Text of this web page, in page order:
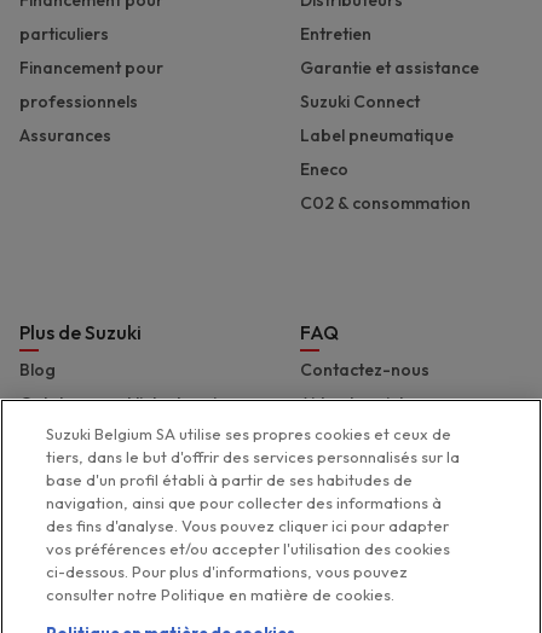
particuliers
Financement pour
professionnels
Assurances
Entretien
Garantie et assistance
Suzuki Connect
Label pneumatique
Eneco
C02 & consommation
Plus de Suzuki
Blog
Catalogues et liste de prix
Presse
Suzuki Marine
Suzuki 2 Wheels
Suzuki Global
FAQ
Contactez-nous
Aide et assistance
Déclaration d'accessibilité
Suzuki Belgium SA utilise ses propres cookies et ceux de
tiers, dans le but d'offrir des services personnalisés sur la
base d'un profil établi à partir de ses habitudes de
navigation, ainsi que pour collecter des informations à
des fins d'analyse. Vous pouvez cliquer ici pour adapter
vos préférences et/ou accepter l'utilisation des cookies
ci-dessous. Pour plus d'informations, vous pouvez
consulter notre Politique en matière de cookies.